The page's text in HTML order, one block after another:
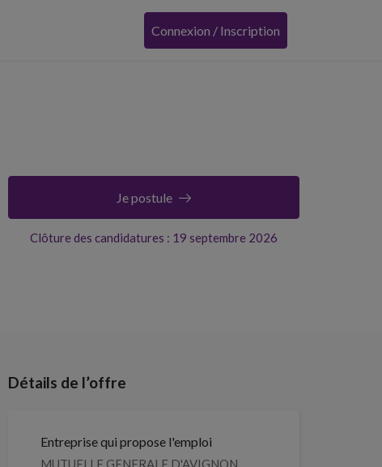
Connexion / Inscription
Clôture des candidatures : 19 septembre 2026
Je postule
Détails de l’offre
Entreprise qui propose l'emploi
MUTUELLE GENERALE D'AVIGNON